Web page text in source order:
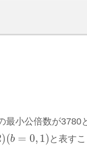
最小公倍数が3780
0 ,1 と表す